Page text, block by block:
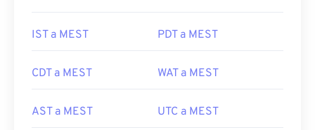
IST a MEST PDT a MEST
CDT a MEST WAT a MEST
AST a MEST UTC a MEST